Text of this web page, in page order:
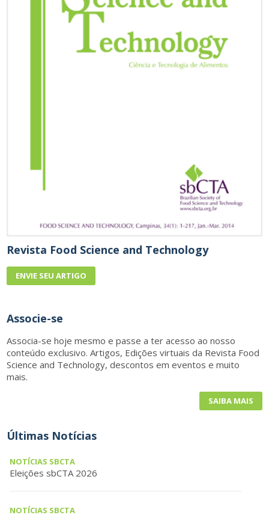
Revista Food Science and Technology
ENVIE SEU ARTIGO
Associe-se
Associa-se hoje mesmo e passe a ter acesso ao nosso
conteúdo exclusivo. Artigos, Edições virtuais da Revista Food
Science and Technology, descontos em eventos e muito
mais.
SAIBA MAIS
Últimas Notícias
NOTÍCIAS SBCTA
Eleições sbCTA 2026
NOTÍCIAS SBCTA